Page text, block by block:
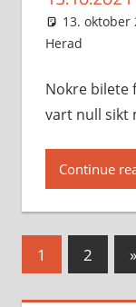
13. oktober
Herad
Nokre bilete
vart null sikt
Continue
1 2 »